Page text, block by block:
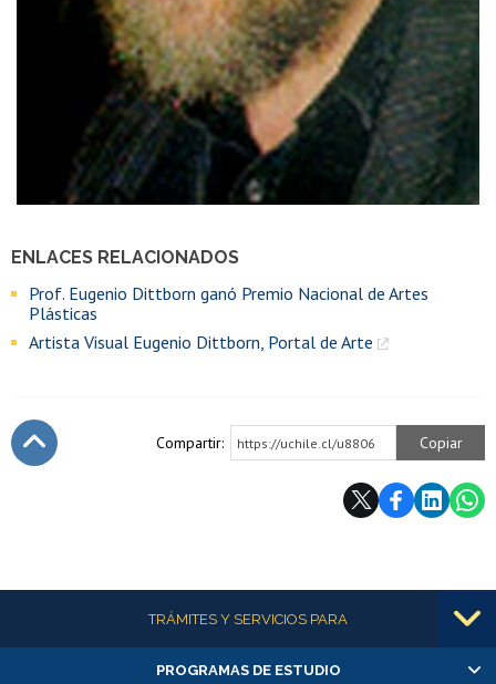
ENLACES RELACIONADOS
Prof. Eugenio Dittborn ganó Premio Nacional de Artes
Plásticas
Artista Visual Eugenio Dittborn, Portal de Arte
Compartir: https://uchile.cl/u8806 Copiar
Más informaciónTRÁMITES Y SERVICIOS PARA
Alumnas/os y exalumnas/os
PROGRAMAS DE ESTUDIO